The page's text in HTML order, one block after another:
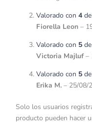
Valorado con 4
Fiorella Leon –
Valorado con 5
Victoria Majluf–
Valorado con 5
Erika M. – 25/08/
Solo los usuarios
producto pueden hacer